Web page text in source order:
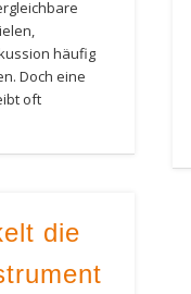
häufig
Doch eine
oft
die